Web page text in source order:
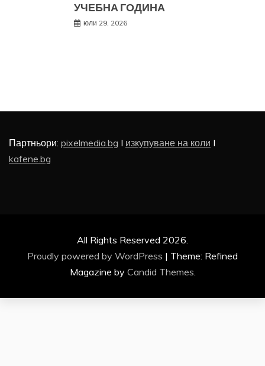
УЧЕБНА ГОДИНА
юли 29, 2026
Партньори: pixelmedia.bg I изкупуване на коли I
kafene.bg
All Rights Reserved 2026.
Proudly powered by WordPress | Theme: Refined
Magazine by Candid Themes